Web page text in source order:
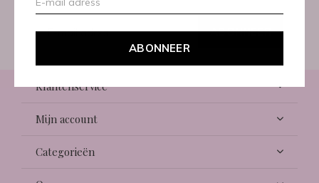
ABONNEER
ABONNEER
Klantenservice
Mijn account
Categorieën